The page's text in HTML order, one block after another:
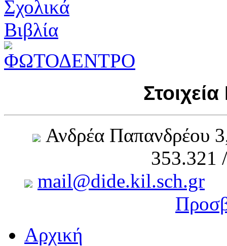
Ανδρέα Παπανδρέου
353.321
mail@dide.kil.sch.gr
Αρχική